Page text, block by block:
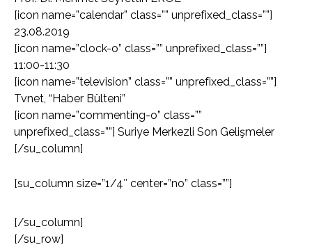
[icon name=”calendar” class=”” unprefixed_class=””]
23.08.2019
[icon name=”clock-o” class=”” unprefixed_class=””]
11:00-11:30
[icon name=”television” class=”” unprefixed_class=””]
Tvnet, “Haber Bülteni”
[icon name=”commenting-o” class=””
unprefixed_class=””] Suriye Merkezli Son Gelişmeler
[/su_column]
[su_column size=”1/4″ center=”no” class=””]
[/su_column]
[/su_row]